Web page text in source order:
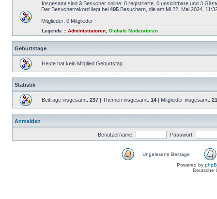
Insgesamt sind 3 Besucher online: 0 registrierte, 0 unsichtbare und 3
Der Besucherrekord liegt bei 495 Besuchern, die am Mi 22. Mai 2024,
Mitglieder: 0 Mitglieder
Legende :: Administratoren Globale Moderatoren
Geburtstage
Heute hat kein Mitglied Geburtstag
Statistik
Beiträge insgesamt: 237 | Themen insgesamt: 14 | Mitglieder insgesamt: 21
Anmelden
Benutzername: Passwort:
Ungelesene Beiträge
Powered by
Deutsche